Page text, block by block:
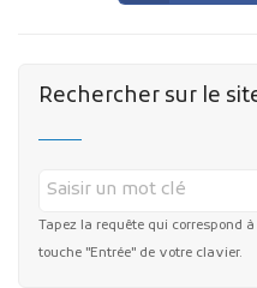
Rechercher sur le
Tapez la requête qui correspond
touche "Entrée" de votre clavier.